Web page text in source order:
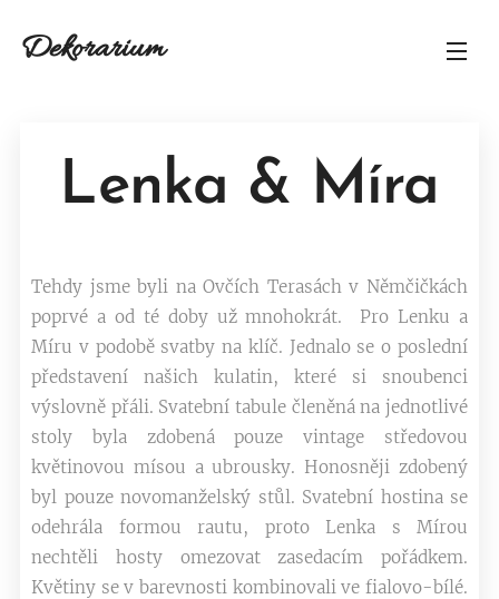
Dekorarium
Lenka & Míra
Tehdy jsme byli na Ovčích Terasách v Němčičkách
poprvé a od té doby už mnohokrát. Pro Lenku a
Míru v podobě svatby na klíč. Jednalo se o poslední
představení našich kulatin, které si snoubenci
výslovně přáli. Svatební tabule členěná na jednotlivé
stoly byla zdobená pouze vintage středovou
květinovou mísou a ubrousky. Honosněji zdobený
byl pouze novomanželský stůl. Svatební hostina se
odehrála formou rautu, proto Lenka s Mírou
nechtěli hosty omezovat zasedacím pořádkem.
Květiny se v barevnosti kombinovali ve fialovo-bílé.